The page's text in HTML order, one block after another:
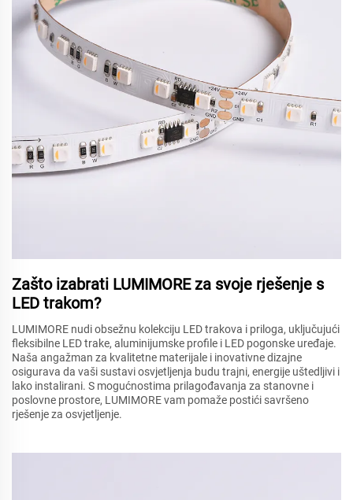
Zašto izabrati LUMIMORE za svoje rješenje s
LED trakom?
LUMIMORE nudi obsežnu kolekciju LED trakova i priloga, uključujući
fleksibilne LED trake, aluminijumske profile i LED pogonske uređaje.
Naša angažman za kvalitetne materijale i inovativne dizajne
osigurava da vaši sustavi osvjetljenja budu trajni, energije uštedljivi i
lako instalirani. S mogućnostima prilagođavanja za stanovne i
poslovne prostore, LUMIMORE vam pomaže postići savršeno
rješenje za osvjetljenje.